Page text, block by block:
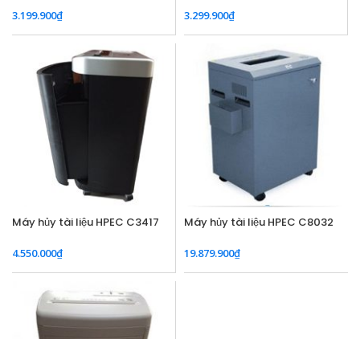
3.199.900₫ 3.299.900₫
Máy hủy tài liệu HPEC C3417
4.550.000₫
Máy hủy tài liệu HPEC C8032
19.879.900₫